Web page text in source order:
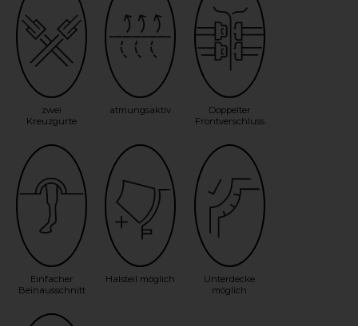
zwei
Kreuzgurte
atmungsaktiv
Doppelter
Frontverschluss
Einfacher
Beinausschnitt
Halsteil möglich
Unterdecke
möglich